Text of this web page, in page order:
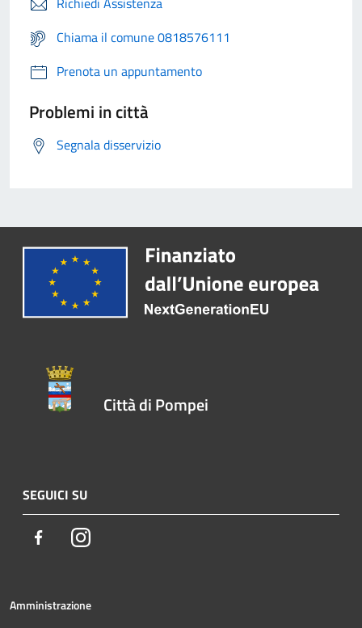
Chiama il comune 0818576111
Prenota un appuntamento
Problemi in città
Segnala disservizio
Città di Pompei
SEGUICI SU
FacebookInstagram
Amministrazione